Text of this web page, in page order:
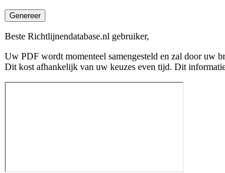
Genereer
Beste Richtlijnendatabase.nl gebruiker,
Uw PDF wordt momenteel samengesteld en zal door uw
Dit kost afhankelijk van uw keuzes even tijd. Dit